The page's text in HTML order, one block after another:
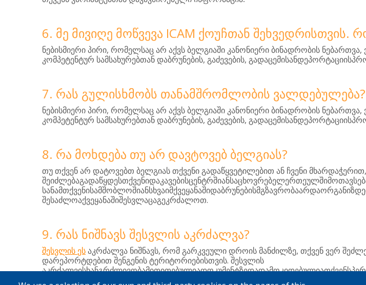
6. ᲛᲔ ᲛᲘᲕᲘᲦᲔ ᲛᲝᲬᲕᲔᲕᲐ ICAM ᲥᲝᲣᲩᲗᲐᲜ ᲨᲔᲮᲕᲔᲓᲠᲘᲡᲗᲕᲘᲡ.
ნებისმიერი პირი, რომელსაც არ აქვს ბელგიაში კანონიერი ბინადრობის ნებართვა,
კომპეტენტურ სამსახურებთან დაბრუნების, გაძევების,
7. ᲠᲐᲡ ᲒᲣᲚᲘᲡᲮᲛᲝᲑᲡ ᲗᲐᲜᲐᲛᲨᲠᲝᲛᲚᲝᲑᲘᲡ ᲕᲐᲚᲓᲔᲑᲣᲚᲔᲑᲐ?
ნებისმიერი პირი, რომელსაც არ აქვს ბელგიაში კანონიერი ბინადრობის ნებართვა,
კომპეტენტურ სამსახურებთან დაბრუნების, გაძევების,
8. ᲠᲐ ᲛᲝᲮᲓᲔᲑᲐ ᲗᲣ ᲐᲠ ᲓᲐᲕᲢᲝᲕᲔᲑ ᲑᲔᲚᲒᲘᲐᲡ?
თუ თქვენ არ დატოვებთ ბელგიას თქვენი გადაწყვეტილებით ან ჩვენი მხარდაჭერით,
შესაძლოაქვეყანაშიშესვლაცაგეკრძალოთ.
9. ᲠᲐᲡ ᲜᲘᲨᲜᲐᲕᲡ ᲨᲔᲡᲕᲚᲘᲡ ᲐᲙᲠᲫᲐᲚᲕᲐ?
შესვლის ეს აკრძალვა ნიშნავს, რომ გარკვეული დროის მანძილზე, თქვენ ვერ
დარეპორტდებით შენგენის ტერიტორიებისთვის. შესვლის